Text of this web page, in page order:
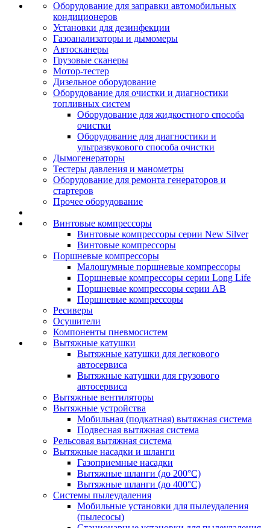
Оборудование для заправки автомобильных
кондиционеров
Установки для дезинфекции
Газоанализаторы и дымомеры
Автосканеры
Грузовые сканеры
Мотор-тестер
Дизельное оборудование
Оборудование для очистки и диагностики
топливных систем
Оборудование для жидкостного способа
очистки
Оборудование для диагностики и
ультразвукового способа очистки
Дымогенераторы
Тестеры давления и манометры
Оборудование для ремонта генераторов и
стартеров
Прочее оборудование
Винтовые компрессоры
Винтовые компрессоры серии New Silver
Винтовые компрессоры
Поршневые компрессоры
Малошумные поршневые компрессоры
Поршневые компрессоры серии Long Life
Поршневые компрессоры серии AB
Поршневые компрессоры
Ресиверы
Осушители
Компоненты пневмосистем
Вытяжные катушки
Вытяжные катушки для легкового
автосервиса
Вытяжные катушки для грузового
автосервиса
Вытяжные вентиляторы
Вытяжные устройства
Мобильная (подкатная) вытяжная система
Подвесная вытяжная система
Рельсовая вытяжная система
Вытяжные насадки и шланги
Газоприемные насадки
Вытяжные шланги (до 200°C)
Вытяжные шланги (до 400°C)
Системы пылеудаления
Мобильные установки для пылеудаления
(пылесосы)